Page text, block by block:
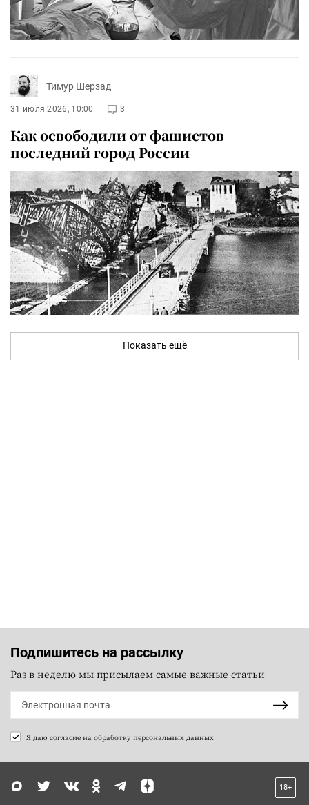
Тимур Шерзад
31 июля 2026, 10:00 3
Как освободили от фашистов
последний город России
Показать ещё
Подпишитесь на рассылку
Раз в неделю мы присылаем самые важные статьи
Я даю согласие на обработку персональных данных
18+